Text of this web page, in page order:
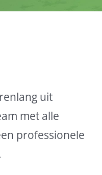
uit
met alle
professionele